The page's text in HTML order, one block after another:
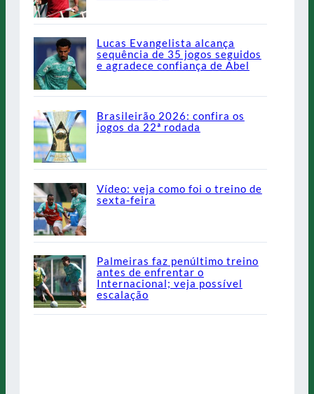
Lucas Evangelista alcança
sequência de 35 jogos seguidos
e agradece confiança de Abel
Brasileirão 2026: confira os
jogos da 22ª rodada
Vídeo: veja como foi o treino de
sexta-feira
Palmeiras faz penúltimo treino
antes de enfrentar o
Internacional; veja possível
escalação